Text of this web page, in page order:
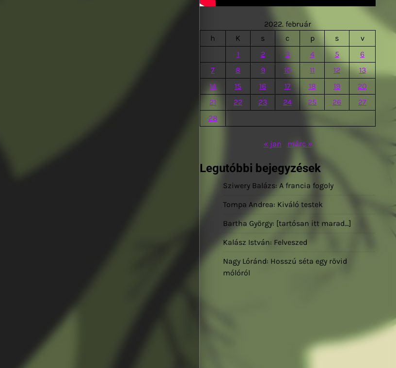
2022. február
h
K s c p s
v
1
2 3 4 5
6
7
8 9 10 11 12
13
14
15 16 17 18 19
20
21
22 23 24 25 26
27
28
« jan márc »
Legutóbbi bejegyzések
Sziwery Balázs: A francia fogoly
Tompa Andrea: Kiváló testek
Bartha György: [tartósan itt marad…]
Kalász István: Felveszed
Nagy Lóránd: Hosszú séta egy rövid
mólóról